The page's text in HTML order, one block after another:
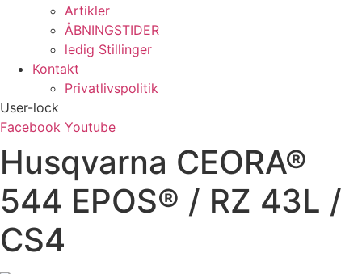
Artikler
ÅBNINGSTIDER
ledig Stillinger
Kontakt
Privatlivspolitik
User-lock
Facebook Youtube
Husqvarna CEORA®
544 EPOS® / RZ 43L /
CS4